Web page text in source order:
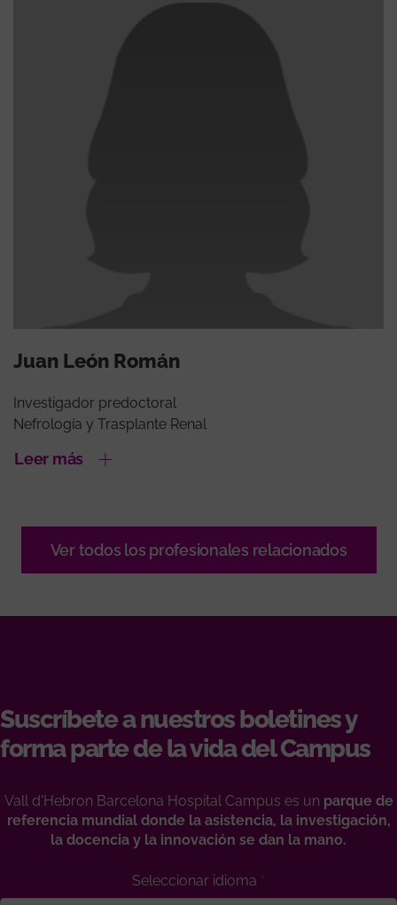
Juan León Román
Investigador predoctoral
Nefrología y Trasplante Renal
Leer más
Ver todos los profesionales relacionados
Suscríbete a nuestros boletines y
forma parte de la vida del Campus
Vall d'Hebron Barcelona Hospital Campus es un parque de
referencia mundial donde la asistencia, la investigación,
la docencia y la innovación se dan la mano.
Seleccionar idioma